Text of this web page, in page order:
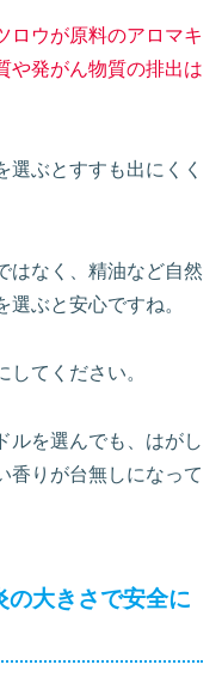
ロウが原料のアロマキ
や発がん物質の排出は
ぶとすすも出にくく
はなく、精油など自然
ぶと安心ですね。
てください。
ルを選んでも、はがし
香りが台無しになって
大きさで安全に